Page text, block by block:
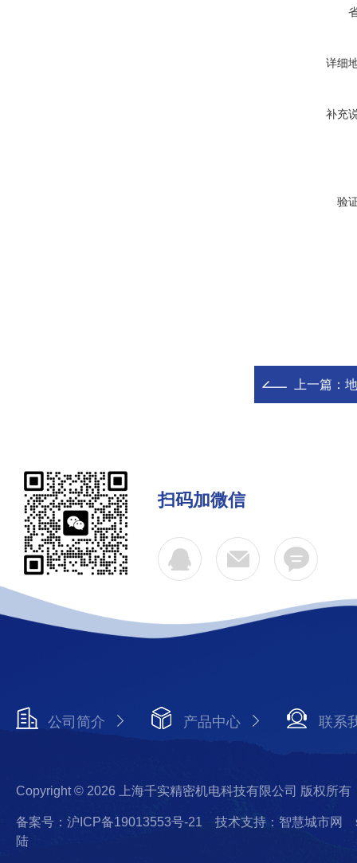
详细
补充
验
上一篇：
扫码加微信
公司简介 产品中心 联系
Copyright © 2026 上海千实精密机电科技有限公司 版权所有
备案号：沪ICP备19013553号-21 技术支持：智慧城市网
陆